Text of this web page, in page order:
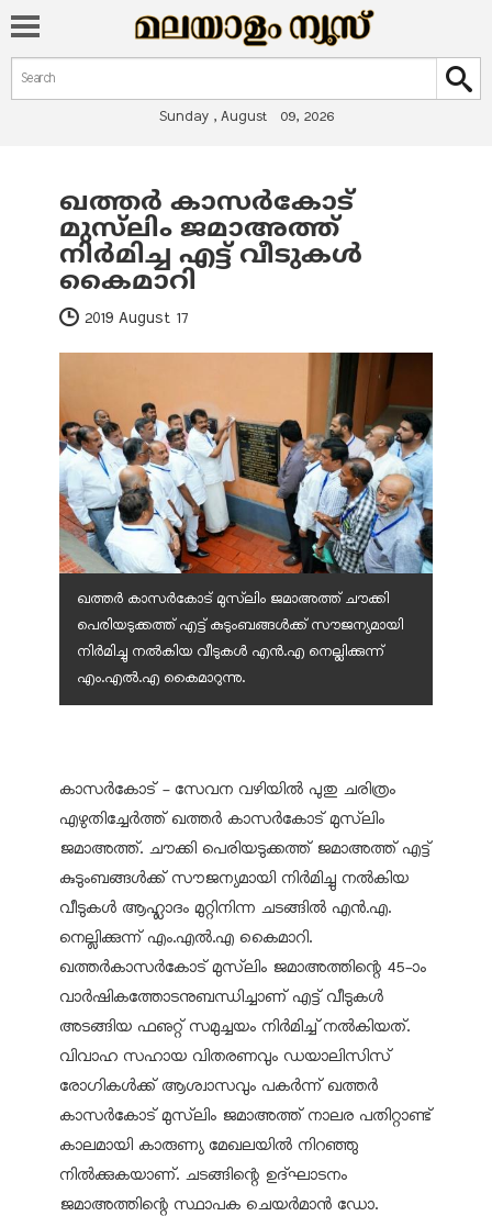
Search form
Search
Sunday , August 09, 2026
You are here
ഖത്തർ കാസർകോട്
മുസ്‌ലിം ജമാഅത്ത്
നിർമിച്ച എട്ട് വീടുകൾ
കൈമാറി
2019 August 17
ഖത്തർ കാസർകോട് മുസ്‌ലിം ജമാഅത്ത് ചൗക്കി
പെരിയടുക്കത്ത് എട്ട് കുടുംബങ്ങൾക്ക് സൗജന്യമായി
നിർമിച്ചു നൽകിയ വീടുകൾ എൻ.എ നെല്ലിക്കുന്ന്
എം.എൽ.എ കൈമാറുന്നു.
കാസർകോട് - സേവന വഴിയിൽ പുതു ചരിത്രം
എഴുതിച്ചേർത്ത് ഖത്തർ കാസർകോട് മുസ്‌ലിം
ജമാഅത്ത്. ചൗക്കി പെരിയടുക്കത്ത് ജമാഅത്ത് എട്ട്
കുടുംബങ്ങൾക്ക് സൗജന്യമായി നിർമിച്ചു നൽകിയ
വീടുകൾ ആഹ്ലാദം മുറ്റിനിന്ന ചടങ്ങിൽ എൻ.എ.
നെല്ലിക്കുന്ന് എം.എൽ.എ കൈമാറി.
ഖത്തർകാസർകോട് മുസ്‌ലിം ജമാഅത്തിന്റെ 45-ാം
വാർഷികത്തോടനുബന്ധിച്ചാണ് എട്ട് വീടുകൾ
അടങ്ങിയ ഫഌറ്റ് സമുച്ചയം നിർമിച്ച് നൽകിയത്.
വിവാഹ സഹായ വിതരണവും ഡയാലിസിസ്
രോഗികൾക്ക് ആശ്വാസവും പകർന്ന് ഖത്തർ
കാസർകോട് മുസ്‌ലിം ജമാഅത്ത് നാലര പതിറ്റാണ്ട്
കാലമായി കാരുണ്യ മേഖലയിൽ നിറഞ്ഞു
നിൽക്കുകയാണ്. ചടങ്ങിന്റെ ഉദ്ഘാടനം
ജമാഅത്തിന്റെ സ്ഥാപക ചെയർമാൻ ഡോ.